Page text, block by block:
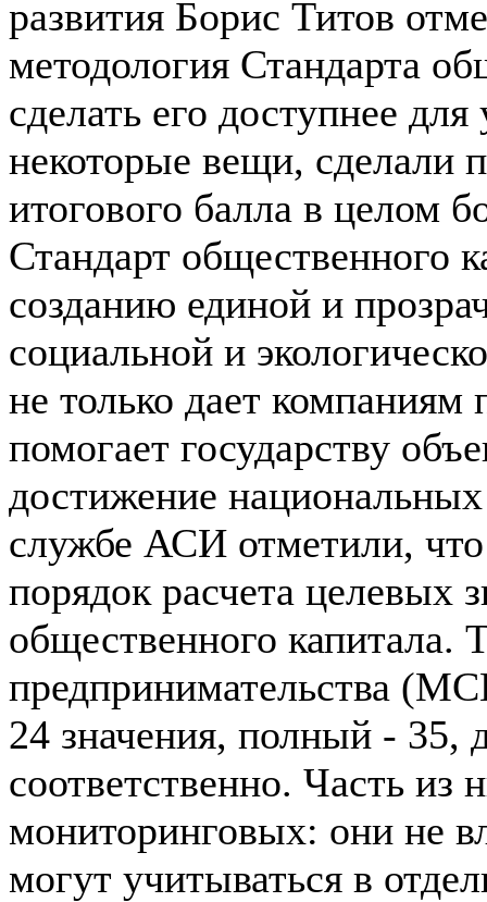
развития Борис Титов
методология Стандарта
сделать его доступнее
некоторые вещи, сделали
итогового балла в целом
Стандарт общественного
созданию единой и
социальной и
не только дает
помогает государству
достижение
службе АСИ отметили, что
порядок расчета целевых
общественного капитала.
предпринимательства
24 значения, полный - 35,
соответственно. Часть из
мониторинговых: они не
могут учитываться в